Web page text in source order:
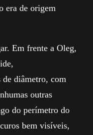
era de origem
Em frente a Oleg,
de diâmetro, com
outras
do perímetro do
bem visíveis,